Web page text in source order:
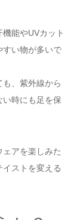
能やUVカット
すい物が多いで
、紫外線から
時にも足を保
アを楽しみた
ストを変える